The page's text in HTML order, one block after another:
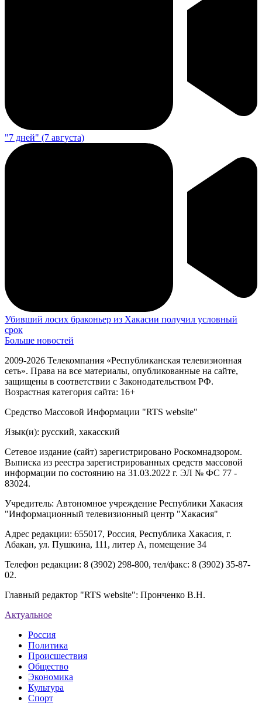
"7 дней" (7 августа)
Убивший лосих браконьер из Хакасии получил условный
срок
Больше новостей
2009-2026 Телекомпания «Республиканская телевизионная
сеть». Права на все материалы, опубликованные на сайте,
защищены в соответствии с Законодательством РФ.
Возрастная категория сайта: 16+
Средство Массовой Информации "RTS website"
Язык(и): русский, хакасский
Сетевое издание (сайт) зарегистрировано Роскомнадзором.
Выписка из реестра зарегистрированных средств массовой
информации по состоянию на 31.03.2022 г. ЭЛ № ФС 77 -
83024.
Учредитель: Автономное учреждение Республики Хакасия
"Информационный телевизионный центр "Хакасия"
Адрес редакции: 655017, Россия, Республика Хакасия, г.
Абакан, ул. Пушкина, 111, литер А, помещение 34
Телефон редакции: 8 (3902) 298-800, тел/факс: 8 (3902) 35-87-
02.
Главный редактор "RTS website": Пронченко В.Н.
Актуальное
Россия
Политика
Происшествия
Общество
Экономика
Культура
Спорт